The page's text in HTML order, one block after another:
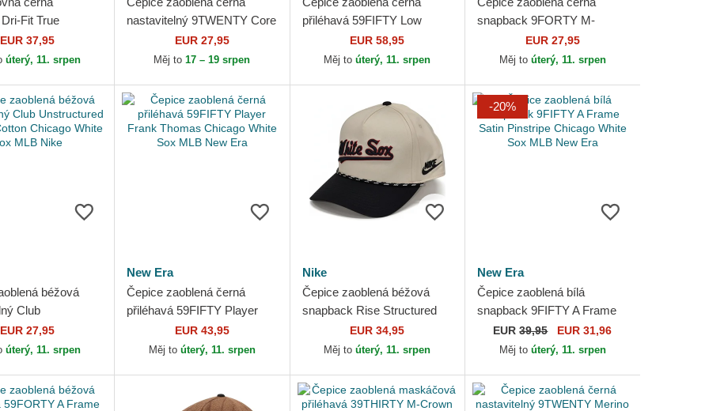
Fit True
Round Bill
Sox MLB
EUR 37,95
úterý, 11. srpen
nastavitelný 9TWENTY Core
Classic Chicago White Sox
MLB New Era
EUR 27,95
Měj to17 – 19 srpen
přiléhavá 59FIFTY Low
Profile Floral Cord Three
Looms Printed Corduroy...
EUR 58,95
Měj toúterý, 11. srpen
snapback 9FORTY M-
Crown Side Script Chicago
White Sox MLB New Era
EUR 27,95
Měj to úterý, 11. srpen
béžová
Club
Organic Cotton
Sox MLB
EUR 27,95
úterý, 11. srpen
New Era
Čepice zaoblená černá
přiléhavá 59FIFTY Player
Frank Thomas Chicago
White Sox MLB New Era
EUR 43,95
Měj to úterý, 11. srpen
Nike
Čepice zaoblená béžová
snapback Rise Structured
Chicago White Sox MLB
Nike
EUR 34,95
Měj toúterý, 11. srpen
-20%
New Era
Čepice zaoblená bílá
snapback 9FIFTY A Frame
Satin Pinstripe Chicago
White Sox MLB New Era
EUR39,95 EUR 31,96
Měj to úterý, 11. srpen